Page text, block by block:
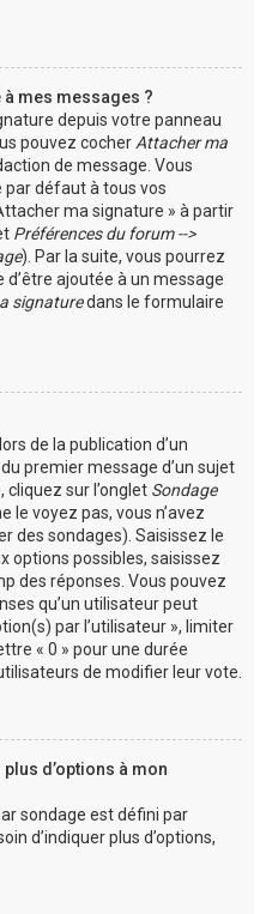
mes messages ?
depuis votre panneau
pouvez cocher Attacher ma
de message. Vous
défaut à tous vos
ma signature » à partir
Préférences du forum -->
). Par la suite, vous pourrez
ajoutée à un message
signaturedans le formulaire
de la publication d’un
premier message d’un sujet
sur l’onglet Sondage
le voyez pas, vous n’avez
des sondages). Saisissez le
options possibles, saisissez
des réponses. Vous pouvez
qu’un utilisateur peut
par l’utilisateur », limiter
« 0 » pour une durée
de modifier leur vote.
d’options à mon
sondage est défini par
d’indiquer plus d’options,